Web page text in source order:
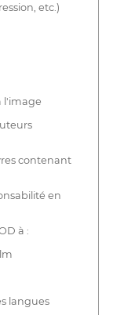
etc.)
l'image
contenant
en
à :
langues